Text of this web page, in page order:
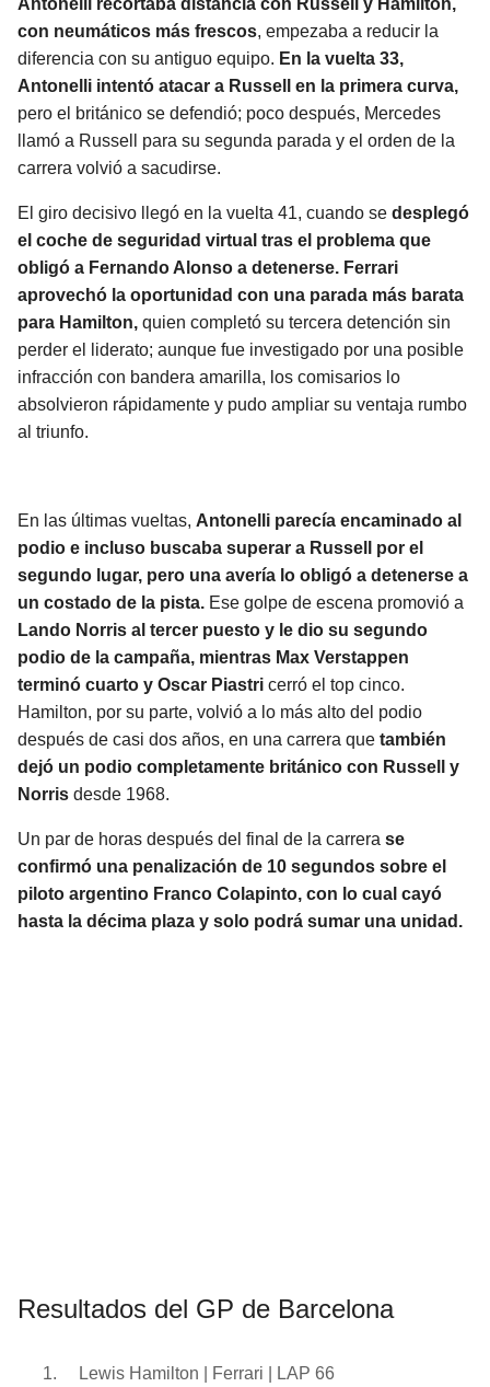
Antonelli recortaba distancia con Russell y Hamilton,
con neumáticos más frescos, empezaba a reducir la
diferencia con su antiguo equipo. En la vuelta 33,
Antonelli intentó atacar a Russell en la primera curva,
pero el británico se defendió; poco después, Mercedes
llamó a Russell para su segunda parada y el orden de la
carrera volvió a sacudirse.
El giro decisivo llegó en la vuelta 41, cuando se desplegó
el coche de seguridad virtual tras el problema que
obligó a Fernando Alonso a detenerse. Ferrari
aprovechó la oportunidad con una parada más barata
para Hamilton, quien completó su tercera detención sin
perder el liderato; aunque fue investigado por una posible
infracción con bandera amarilla, los comisarios lo
absolvieron rápidamente y pudo ampliar su ventaja rumbo
al triunfo.
En las últimas vueltas, Antonelli parecía encaminado al
podio e incluso buscaba superar a Russell por el
segundo lugar, pero una avería lo obligó a detenerse a
un costado de la pista. Ese golpe de escena promovió a
Lando Norris al tercer puesto y le dio su segundo
podio de la campaña, mientras Max Verstappen
terminó cuarto y Oscar Piastri cerró el top cinco.
Hamilton, por su parte, volvió a lo más alto del podio
después de casi dos años, en una carrera que también
dejó un podio completamente británico con Russell y
Norris desde 1968.
Un par de horas después del final de la carrera se
confirmó una penalización de 10 segundos sobre el
piloto argentino Franco Colapinto, con lo cual cayó
hasta la décima plaza y solo podrá sumar una unidad.
Resultados del GP de Barcelona
Lewis Hamilton | Ferrari | LAP 66